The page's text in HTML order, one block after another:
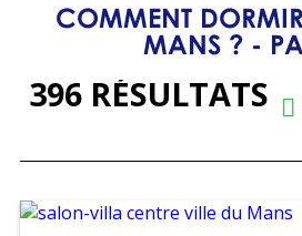
COMMENT
MANS ? -
396 RÉSULTATS